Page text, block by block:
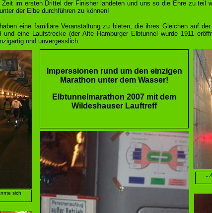
im ersten Drittel der Finisher landeten und uns so die Ehre zu teil
der Elbe durchführen zu können!
eine familiäre Veranstaltung zu bieten, die ihres Gleichen auf
eine Laufstrecke (der Alte Hamburger Elbtunnel wurde 1911
und unvergesslich.
sich
Imperssionen rund um den einzigen
Marathon unter dem Wasser!
Elbtunnelmarathon 2007 mit dem
Wildeshauser Lauftreff